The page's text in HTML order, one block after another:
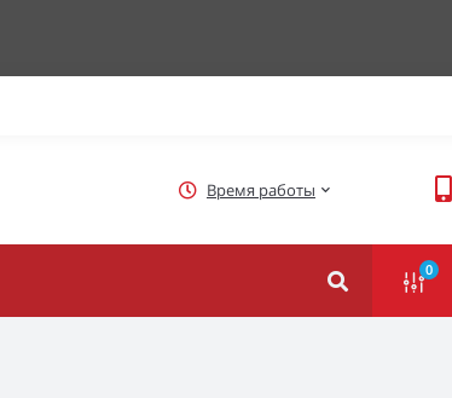
Время работы
0